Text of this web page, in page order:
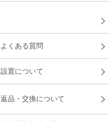
よくある質問
設置について
返品・交換について